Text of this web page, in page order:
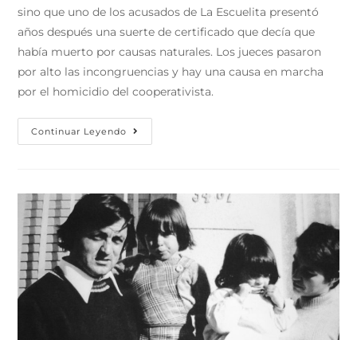
sino que uno de los acusados de La Escuelita presentó
años después una suerte de certificado que decía que
había muerto por causas naturales. Los jueces pasaron
por alto las incongruencias y hay una causa en marcha
por el homicidio del cooperativista.
Continuar Leyendo